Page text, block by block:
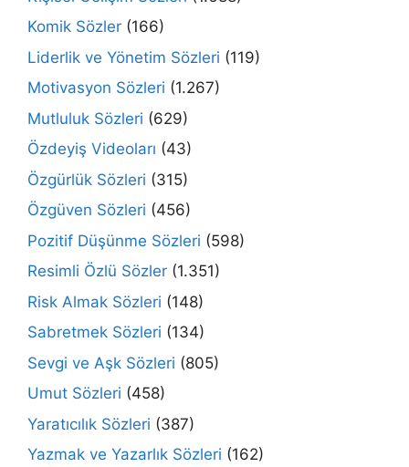
Komik Sözler (166)
Liderlik ve Yönetim Sözleri (119)
Motivasyon Sözleri (1.267)
Mutluluk Sözleri (629)
Özdeyiş Videoları (43)
Özgürlük Sözleri (315)
Özgüven Sözleri (456)
Pozitif Düşünme Sözleri (598)
Resimli Özlü Sözler (1.351)
Risk Almak Sözleri (148)
Sabretmek Sözleri (134)
Sevgi ve Aşk Sözleri (805)
Umut Sözleri (458)
Yaratıcılık Sözleri (387)
Yazmak ve Yazarlık Sözleri (162)